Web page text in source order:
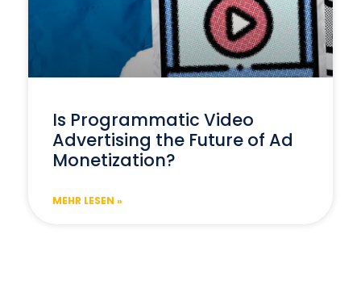
Is Programmatic Video
Advertising the Future of Ad
Monetization?
MEHR LESEN »